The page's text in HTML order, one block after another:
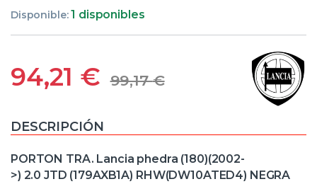
Disponible:1 disponibles
94,21 € 99,17€
DESCRIPCIÓN
PORTON TRA. Lancia phedra (180)(2002-
>) 2.0 JTD (179AXB1A) RHW(DW10ATED4) NEGRA